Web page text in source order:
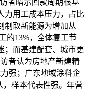
者暗示回款周期根基
力用工成本压力，占比
制取新能源为增加从
的13%，全体复工节
；而基建配套、城市更
者认为房地产新建精
强；广东地域涂料企
，样本代表性强。年营